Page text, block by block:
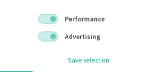
bioactieve en biocompatibele
Bulk-vullen mogelijk maakt door
top te vullen (definitieve
hele procedure van bereiding tot toepassing
Performance
Advertising
Save selection